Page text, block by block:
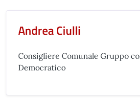
Andrea Ciulli
Consigliere Comunale Gruppo
Democratico